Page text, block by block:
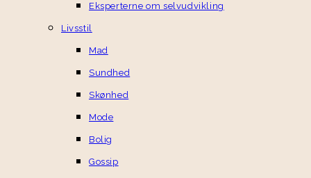
Eksperterne om selvudvikling
Livsstil
Mad
Sundhed
Skønhed
Mode
Bolig
Gossip